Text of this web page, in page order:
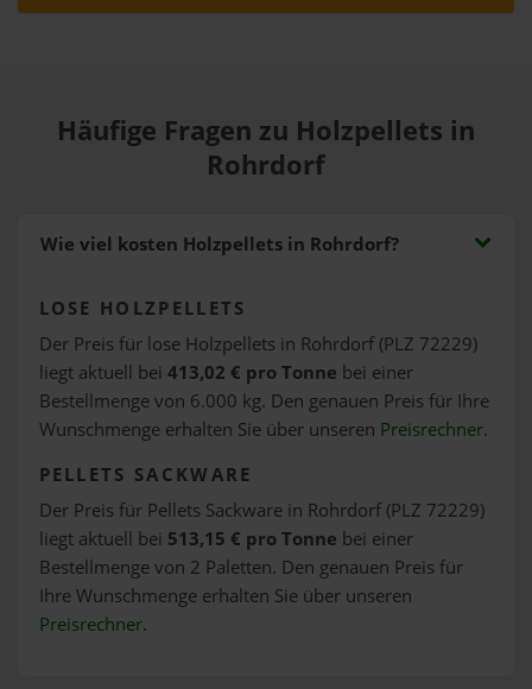
Häufige Fragen zu Holzpellets in
Rohrdorf
Wie viel kosten Holzpellets in Rohrdorf?
LOSE HOLZPELLETS
Der Preis für lose Holzpellets in Rohrdorf (PLZ 72229)
liegt aktuell bei 413,02 € pro Tonne bei einer
Bestellmenge von 6.000 kg. Den genauen Preis für Ihre
Wunschmenge erhalten Sie über unseren Preisrechner.
PELLETS SACKWARE
Der Preis für Pellets Sackware in Rohrdorf (PLZ 72229)
liegt aktuell bei 513,15 € pro Tonne bei einer
Bestellmenge von 2 Paletten. Den genauen Preis für
Ihre Wunschmenge erhalten Sie über unseren
Preisrechner.